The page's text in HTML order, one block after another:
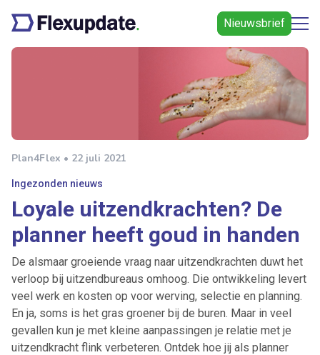
Nieuwsbrief
Plan4Flex • 22 juli 2021
Ingezonden nieuws
Loyale uitzendkrachten? De
planner heeft goud in handen
De alsmaar groeiende vraag naar uitzendkrachten duwt het
verloop bij uitzendbureaus omhoog. Die ontwikkeling levert
veel werk en kosten op voor werving, selectie en planning.
En ja, soms is het gras groener bij de buren. Maar in veel
gevallen kun je met kleine aanpassingen je relatie met je
uitzendkracht flink verbeteren. Ontdek hoe jij als planner